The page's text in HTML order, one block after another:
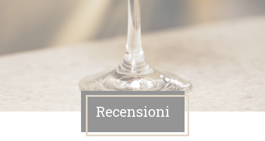
Recensioni